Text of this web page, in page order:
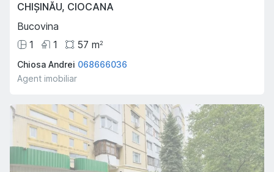
CHIȘINĂU, CIOCANA
Bucovina
1
1 57 m2
Chiosa Andrei 068666036
Agent imobiliar